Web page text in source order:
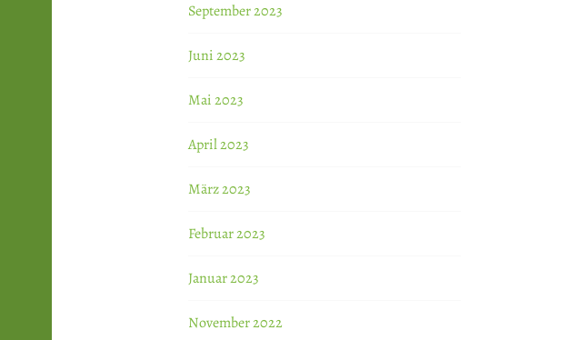
September 2023
Juni 2023
Mai 2023
April 2023
März 2023
Februar 2023
Januar 2023
November 2022